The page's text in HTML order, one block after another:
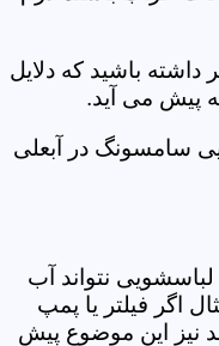
باشید که دلایل
پیش می آید.
سامسونگ در آبعلی
نتواند آب
اگر فیلتر یا پمپ
نیز این موضوع پیش